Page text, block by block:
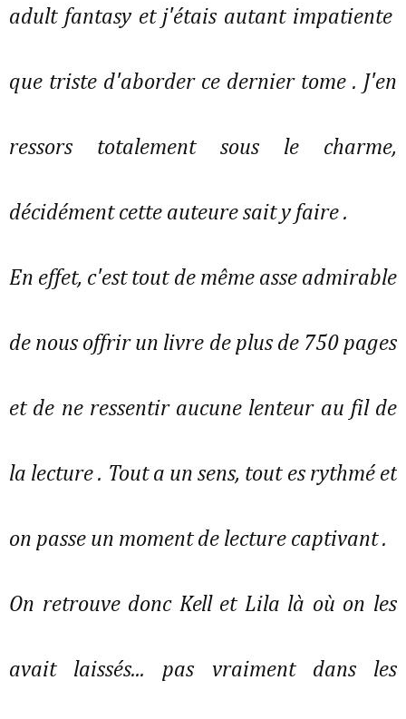
adult fantasy et j'étais autant impatiente
que triste d'aborder ce dernier tome . J'en
ressors totalement sous le charme,
décidément cette auteure sait y faire .
En effet, c'est tout de même asse admirable
de nous offrir un livre de plus de 750 pages
et de ne ressentir aucune lenteur au fil de
la lecture . Tout a un sens, tout es rythmé et
on passe un moment de lecture captivant .
On retrouve donc Kell et Lila là où on les
avait laissés... pas vraiment dans les